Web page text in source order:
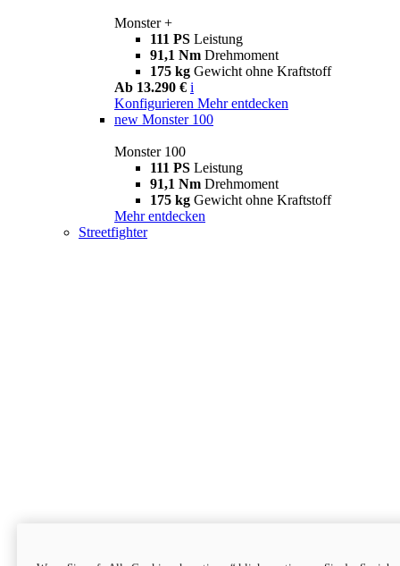
Monster +
111 PS Leistung
91,1 Nm Drehmoment
175 kg Gewicht ohne Kraftstoff
Ab 13.290 € i
Konfigurieren Mehr entdecken
new Monster 100
Monster 100
111 PS Leistung
91,1 Nm Drehmoment
175 kg Gewicht ohne Kraftstoff
Mehr entdecken
Streetfighter